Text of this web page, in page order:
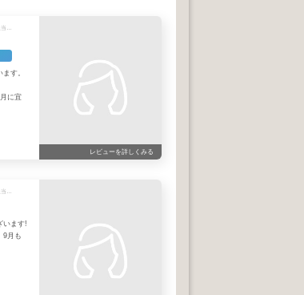
す。
に宜
レビューを詳しくみる
います!
9月も